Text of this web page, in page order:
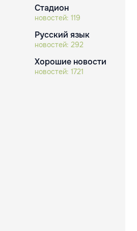
Стадион
новостей: 119
Русский язык
новостей: 292
Хорошие новости
новостей: 1721